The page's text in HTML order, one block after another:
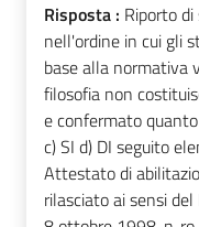
Risposta : Riporto
nell'ordine in cui gli
base alla normativa
filosofia non
e confermato
c) SI d) DI seguito
Attestato di
rilasciato ai sensi